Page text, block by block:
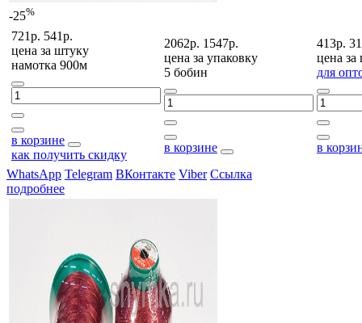
-25%
721р. 541р.
цена за штуку
намотка 900м
в корзине
как получить скидку
2062р. 1547р.
цена за упаковку
5 бобин
в корзине
413р.
цена за
для
в
WhatsApp Telegram ВКонтакте Viber Ссылка
подробнее